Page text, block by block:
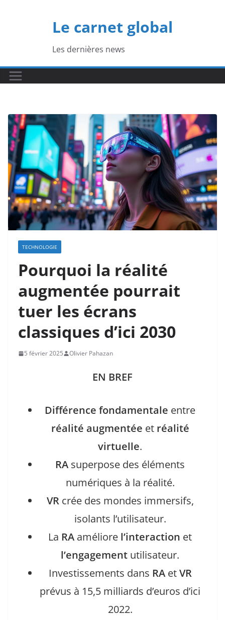
Le carnet global
Les dernières news
TECHNOLOGIE
Pourquoi la réalité
augmentée pourrait
tuer les écrans
classiques d’ici 2030
5 février 2025 Olivier Pahazan
EN BREF
Différence fondamentale entre
réalité augmentée et réalité
virtuelle.
RA superpose des éléments
numériques à la réalité.
VRcrée des mondes immersifs,
isolants l’utilisateur.
La RA améliore l’interaction et
l’engagement utilisateur.
Investissements dans RAetVR
prévus à 15,5 milliards d’euros d’ici
2022.